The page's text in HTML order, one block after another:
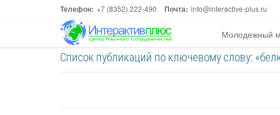
Телефон: +7 (8352) 222-490 Почта: info@interactive-plus.ru
Молодежный
Список публикаций по ключевому слову: